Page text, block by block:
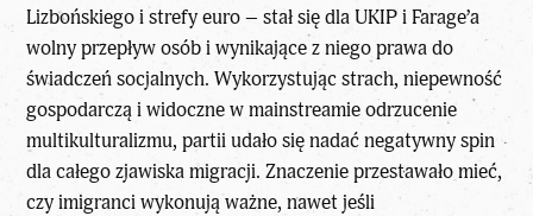
Lizbońskiego i strefy euro – stał się dla UKIP i Farage’a
wolny przepływ osób i wynikające z niego prawa do
świadczeń socjalnych. Wykorzystując strach, niepewność
gospodarczą i widoczne w mainstreamie odrzucenie
multikulturalizmu, partii udało się nadać negatywny spin
dla całego zjawiska migracji. Znaczenie przestawało mieć,
czy imigranci wykonują ważne, nawet jeśli